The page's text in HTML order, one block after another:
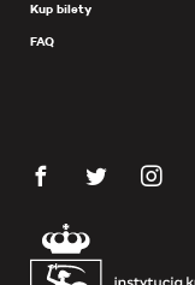
Kup bilety
FAQ